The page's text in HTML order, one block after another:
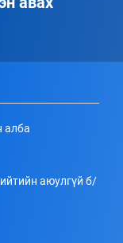
алба
аюулгүй б/